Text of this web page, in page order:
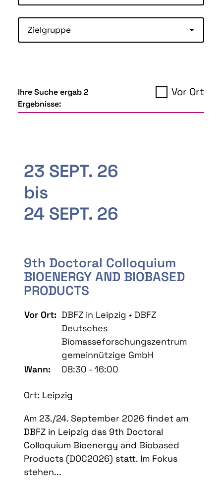
Zielgruppe
Ihre Suche ergab 2
Ergebnisse:
Vor Ort
23 SEPT. 26
bis
24 SEPT. 26
9th Doctoral Colloquium
BIOENERGY AND BIOBASED
PRODUCTS
Vor Ort: DBFZ in Leipzig • DBFZ
Deutsches
Biomasseforschungszentrum
gemeinnützige GmbH
Wann:
08:30 - 16:00
Ort: Leipzig
Am 23./24. September 2026 findet am
DBFZ in Leipzig das 9th Doctoral
Colloquium Bioenergy and Biobased
Products (DOC2026) statt. Im Fokus
stehen...